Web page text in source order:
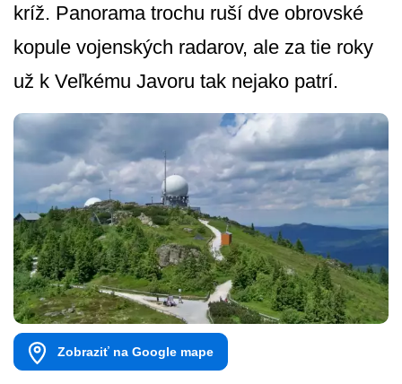
kríž. Panorama trochu ruší dve obrovské
kopule vojenských radarov, ale za tie roky
už k Veľkému Javoru tak nejako patrí.
Zobraziť na Google mape